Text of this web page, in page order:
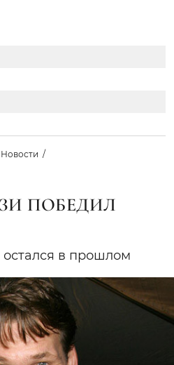
Новости
ПОБЕДИЛ
в прошлом